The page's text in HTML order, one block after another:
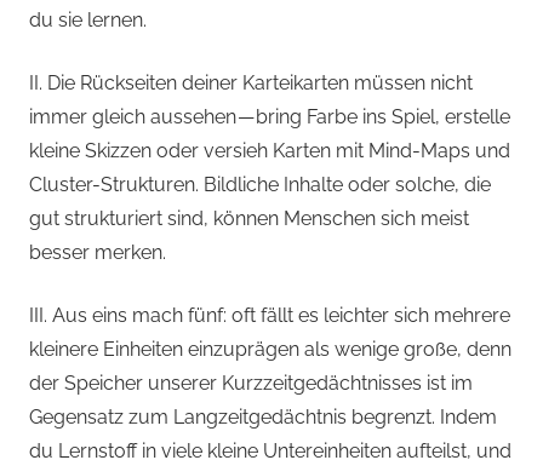
du sie lernen.
II. Die Rückseiten deiner Karteikarten müssen nicht
immer gleich aussehen — bring Farbe ins Spiel, erstelle
kleine Skizzen oder versieh Karten mit Mind-Maps und
Cluster-Strukturen. Bildliche Inhalte oder solche, die
gut strukturiert sind, können Menschen sich meist
besser merken.
III. Aus eins mach fünf: oft fällt es leichter sich mehrere
kleinere Einheiten einzuprägen als wenige große, denn
der Speicher unserer Kurzzeitgedächtnisses ist im
Gegensatz zum Langzeitgedächtnis begrenzt. Indem
du Lernstoff in viele kleine Untereinheiten aufteilst, und